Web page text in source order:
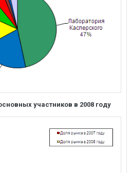
участников в 2008 году